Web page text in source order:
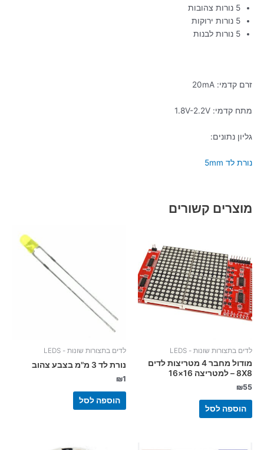
5 נורות צהובות
5 נורות ירוקות
5 נורות לבנות
זרם קדמי: 20mA
מתח קדמי: 1.8V-2.2V
גליון נתונים:
נורת לד 5mm
מוצרים קשורים
לדים בתצורות שונות - LEDS
מודול מחבר 4 מטריצות לדים
8X8 – למטריצה 16×16
₪55
הוספה לסל
לדים בתצורות שונות - LEDS
נורת לד 3 מ"מ בצבע צהוב
₪1
הוספה לסל